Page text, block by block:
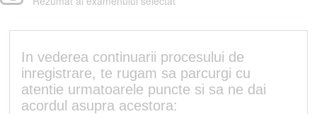
In vederea continuarii procesului de
inregistrare, te rugam sa parcurgi cu
atentie urmatoarele puncte si sa ne dai
acordul asupra acestora: